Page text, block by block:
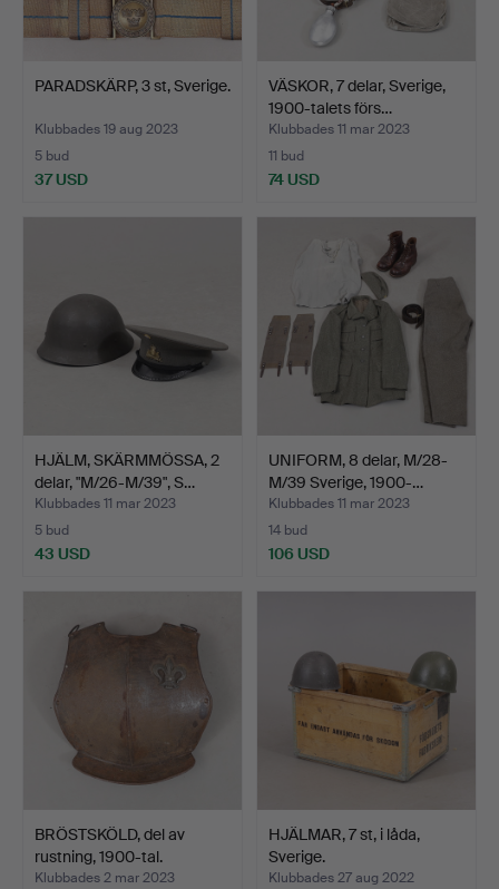
PARADSKÄRP, 3 st, Sverige.
Klubbades 19 aug 2023
5 bud
37 USD
VÄSKOR, 7 delar, Sverige,
1900-talets förs…
Klubbades 11 mar 2023
11 bud
74 USD
HJÄLM, SKÄRMMÖSSA, 2
delar, "M/26-M/39", S…
Klubbades 11 mar 2023
5 bud
43 USD
UNIFORM, 8 delar, M/28-
M/39 Sverige, 1900-…
Klubbades 11 mar 2023
14 bud
106 USD
BRÖSTSKÖLD, del av
rustning, 1900-tal.
Klubbades 2 mar 2023
HJÄLMAR, 7 st, i låda,
Sverige.
Klubbades 27 aug 2022